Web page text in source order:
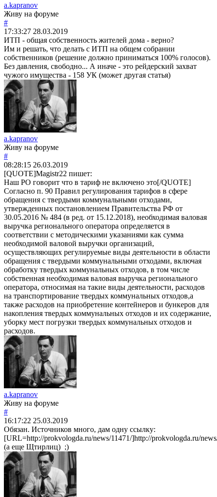
a.kapranov
Живу на форуме
#
17:33:27 28.03.2019
ИТП - общая собственность жителей дома - верно?
Им и решать, что делать с ИТП на общем собрании
собственников (решение должно приниматься 100% голосов).
Без давления, свободно... А иначе - это рейдерский захват
чужого имущества - 158 УК (может другая статья)
a.kapranov
Живу на форуме
#
08:28:15 26.03.2019
[QUOTE]Magistr22 пишет:
Наш РО говорит что в тариф не включено это[/QUOTE]
Согласно п. 90 Правил регулирования тарифов в сфере
обращения с твердыми коммунальными отходами,
утвержденных постановлением Правительства РФ от
30.05.2016 № 484 (в ред. от 15.12.2018), необходимая валовая
выручка регионального оператора определяется в
соответствии с методическими указаниями как сумма
необходимой валовой выручки организаций,
осуществляющих регулируемые виды деятельности в области
обращения с твердыми коммунальными отходами, включая
обработку твердых коммунальных отходов, в том числе
собственная необходимая валовая выручка регионального
оператора, относимая на такие виды деятельности, расходов
на транспортирование твердых коммунальных отходов,а
также расходов на приобретение контейнеров и бункеров для
накопления твердых коммунальных отходов и их содержание,
уборку мест погрузки твердых коммунальных отходов и
расходов.
a.kapranov
Живу на форуме
#
16:17:22 25.03.2019
Обязан. Источников много, дам одну ссылку:
[URL=http://prokvologda.ru/news/11471/]http://prokvologda.ru/
(а еще Щтирлиц) ;)